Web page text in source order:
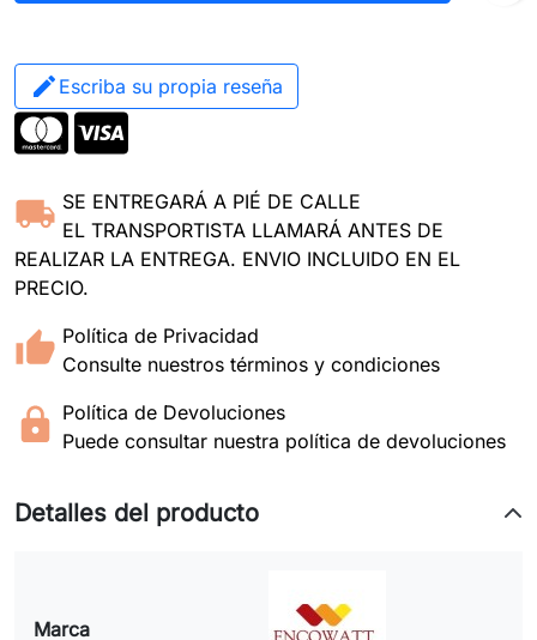
Escriba su propia reseña
SE ENTREGARÁ A PIÉ DE CALLE
EL TRANSPORTISTA LLAMARÁ ANTES DE
REALIZAR LA ENTREGA. ENVIO INCLUIDO EN EL
PRECIO.
Política de Privacidad
Consulte nuestros términos y condiciones
Política de Devoluciones
Puede consultar nuestra política de devoluciones
Detalles del producto
Marca